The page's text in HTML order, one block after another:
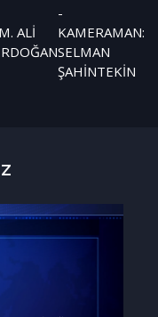
ALİ
-
KAMERAMAN:
SELMAN
ŞAHİNTEKİN